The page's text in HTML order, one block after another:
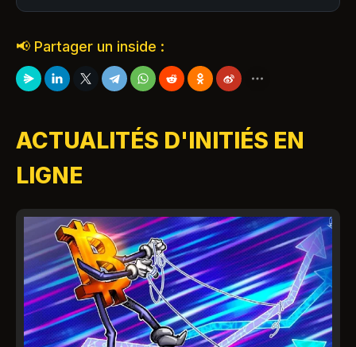
📢 Partager un inside :
ACTUALITÉS D'INITIÉS EN
LIGNE